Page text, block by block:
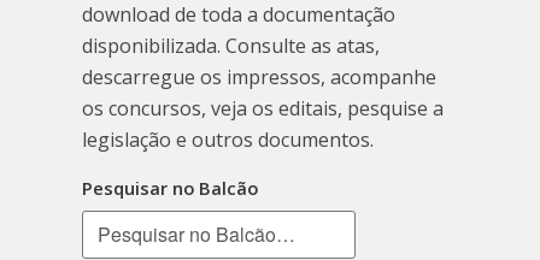
download de toda a documentação
disponibilizada. Consulte as atas,
descarregue os impressos, acompanhe
os concursos, veja os editais, pesquise a
legislação e outros documentos.
Pesquisar no Balcão